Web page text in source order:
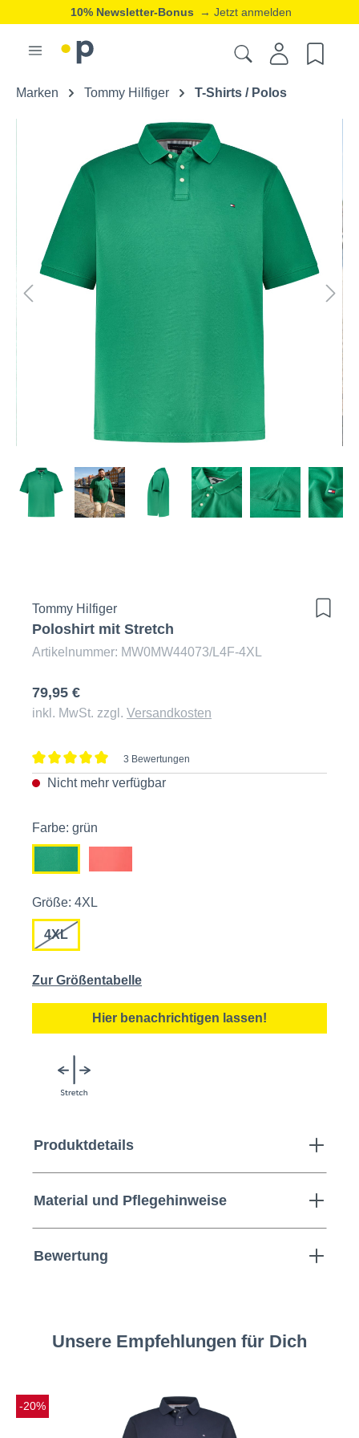
10% Newsletter-Bonus → Jetzt anmelden
Marken Tommy Hilfiger T-Shirts / Polos
Tommy Hilfiger
Poloshirt mit Stretch
Artikelnummer: MW0MW44073/L4F-4XL
79,95 €
inkl. MwSt. zzgl. Versandkosten
Durchschnittliche Bewertung von 5 von 5 Sternen
3 Bewertungen
Nicht mehr verfügbar
Farbe: grün
Größe: 4XL
4XL
Zur Größentabelle
Hier benachrichtigen lassen!
Produktdetails
Material und Pflegehinweise
Bewertung
Unsere Empfehlungen für Dich
-20%